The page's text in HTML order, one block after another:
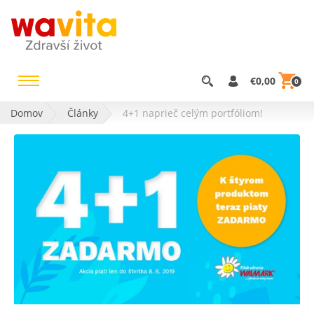
€0,00 0
Domov Články 4+1 naprieč celým portfóliom!